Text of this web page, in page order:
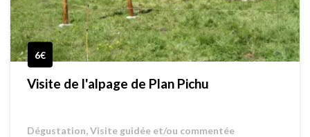
6€
Visite de l'alpage de Plan Pichu
Dégustation, Visite guidée et/ou commentée